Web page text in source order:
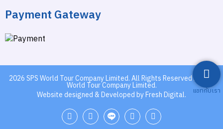
Payment Gateway
2026SPS World Tour Company Limited.All Rights Reserved by SPS
World Tour Company Limited.
Website designed & Developed by Fresh Digital.
แชทกับเรา